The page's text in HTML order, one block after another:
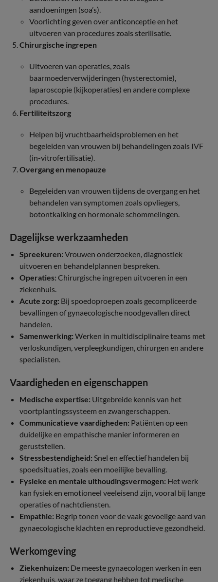
aandoeningen (soa’s).
Voorlichting geven over anticonceptie en het
uitvoeren van procedures zoals sterilisatie.
Chirurgische ingrepen
Uitvoeren van operaties, zoals
baarmoederverwijderingen (hysterectomie),
laparoscopie (kijkoperaties) en andere complexe
procedures.
Fertiliteitszorg
Helpen bij vruchtbaarheidsproblemen en het
begeleiden van vrouwen bij behandelingen zoals IVF
(in-vitrofertilisatie).
Overgang en menopauze
Begeleiden van vrouwen tijdens de overgang en het
behandelen van symptomen zoals opvliegers,
botontkalking en hormonale schommelingen.
Dagelijkse werkzaamheden
Spreekuren: Vrouwen onderzoeken, diagnostiek
uitvoeren en behandelplannen bespreken.
Operaties: Chirurgische ingrepen uitvoeren in een
ziekenhuis.
Acute zorg: Bij spoedoproepen zoals gecompliceerde
bevallingen of gynaecologische noodgevallen direct
handelen.
Samenwerking: Werken in multidisciplinaire teams met
verloskundigen, verpleegkundigen, chirurgen en andere
specialisten.
Vaardigheden en eigenschappen
Medische expertise: Uitgebreide kennis van het
voortplantingssysteem en zwangerschappen.
Communicatieve vaardigheden: Patiënten op een
duidelijke en empathische manier informeren en
geruststellen.
Stressbestendigheid: Snel en effectief handelen bij
spoedsituaties, zoals een moeilijke bevalling.
Fysieke en mentale uithoudingsvermogen: Het werk
kan fysiek en emotioneel veeleisend zijn, vooral bij lange
operaties of nachtdiensten.
Empathie: Begrip tonen voor de vaak gevoelige aard van
gynaecologische klachten en reproductieve gezondheid.
Werkomgeving
Ziekenhuizen: De meeste gynaecologen werken in een
ziekenhuis, waar ze toegang hebben tot medische